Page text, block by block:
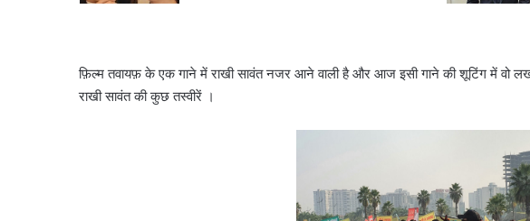
फ़िल्म तवायफ़ के एक गाने में राखी सावंत नजर आने वाली है और आज इसी गाने की शूटिंग में
राखी सावंत की कुछ तस्वीरें ।